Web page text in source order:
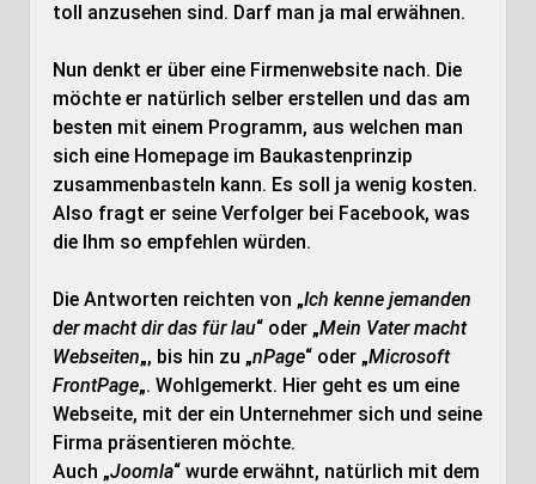
toll anzusehen sind. Darf man ja mal erwähnen.
Nun denkt er über eine Firmenwebsite nach. Die
möchte er natürlich selber erstellen und das am
besten mit einem Programm, aus welchen man
sich eine Homepage im Baukastenprinzip
zusammenbasteln kann. Es soll ja wenig kosten.
Also fragt er seine Verfolger bei Facebook, was
die Ihm so empfehlen würden.
Die Antworten reichten von „Ich kenne jemanden
der macht dir das für lau“ oder „Mein Vater macht
Webseiten„, bis hin zu „nPage“ oder „Microsoft
FrontPage„. Wohlgemerkt. Hier geht es um eine
Webseite, mit der ein Unternehmer sich und seine
Firma präsentieren möchte.
Auch „Joomla“ wurde erwähnt, natürlich mit dem